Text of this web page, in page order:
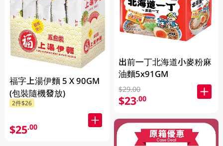
福字上湯伊麵 5 X 90GM
(包裝隨機發放)
2件$26
$25.00
出前一丁北海道小麥粉麻
油麵5x91GM
$29.00
$23.00